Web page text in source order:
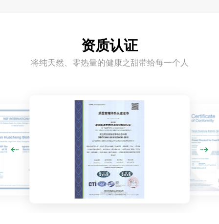
资质认证
将纯天然、零热量的健康之甜带给每一个人